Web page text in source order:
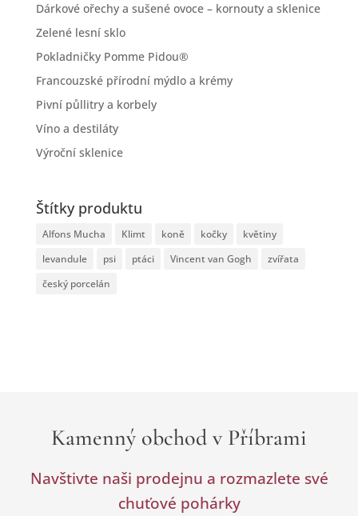
Dárkové ořechy a sušené ovoce – kornouty a sklenice
Zelené lesní sklo
Pokladničky Pomme Pidou®
Francouzské přírodní mýdlo a krémy
Pivní půllitry a korbely
Víno a destiláty
Výroční sklenice
Štítky produktu
Alfons Mucha Klimt koně kočky
květiny
levandule
psi ptáci Vincent van Gogh
zvířata
český porcelán
Kamenný obchod v Příbrami
Navštivte naši prodejnu a rozmazlete své
chuťové pohárky